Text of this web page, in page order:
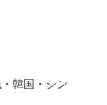
韓国・シン